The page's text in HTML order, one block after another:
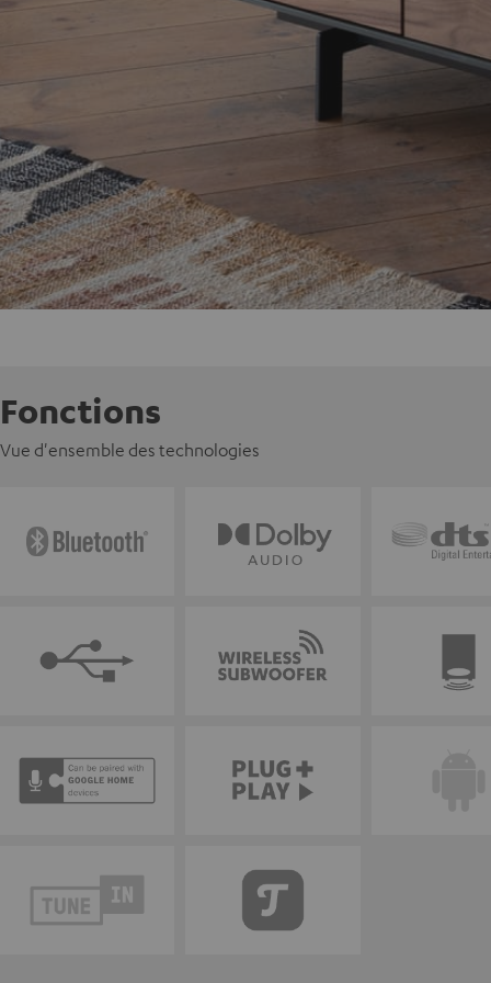
Fonctions
Vue d'ensemble des technologies